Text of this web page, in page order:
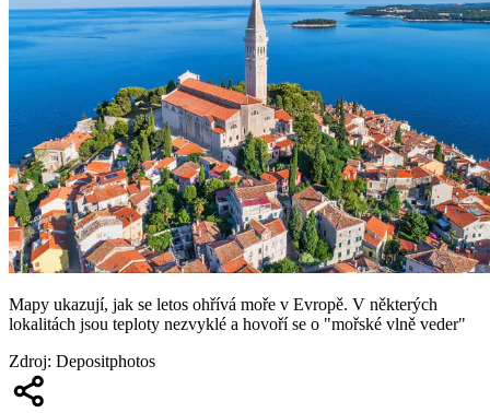
Mapy ukazují, jak se letos ohřívá moře v Evropě. V některých
lokalitách jsou teploty nezvyklé a hovoří se o "mořské vlně veder"
Zdroj: Depositphotos